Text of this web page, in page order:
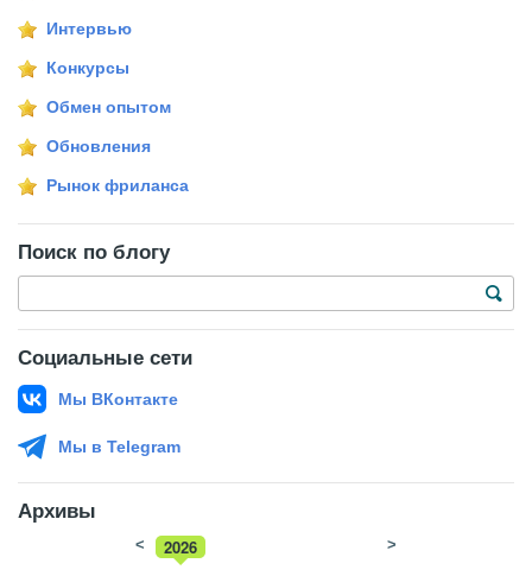
Интервью
Конкурсы
Обмен опытом
Обновления
Рынок фриланса
Поиск по блогу
Социальные сети
Мы ВКонтакте
Мы в Telegram
Архивы
2026
2025
< >